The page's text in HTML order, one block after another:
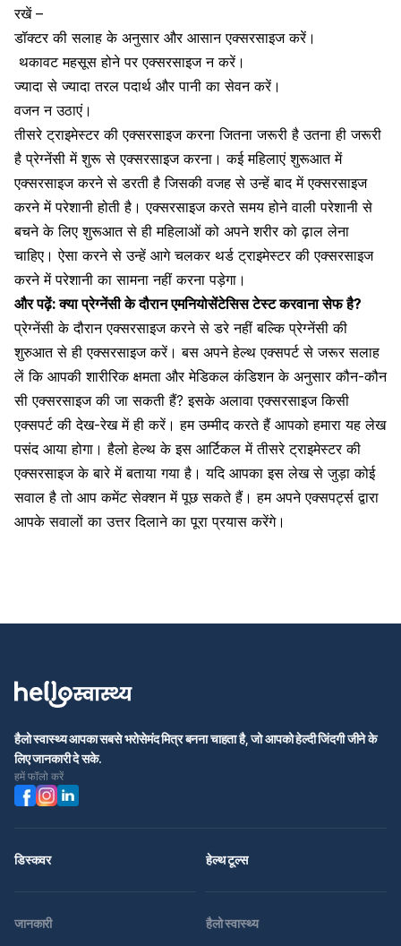
रखें –
डॉक्टर की सलाह के अनुसार और आसान एक्सरसाइज करें।
थकावट महसूस होने पर एक्सरसाइज न करें।
ज्यादा से ज्यादा तरल पदार्थ औरपानी का सेवन करें।
वजन न उठाएं।
तीसरे ट्राइमेस्टर की एक्सरसाइज करना जितना जरूरी है उतना ही जरूरी
है प्रेग्नेंसी में शुरू से एक्सरसाइज करना। कई महिलाएं शुरूआत में
एक्सरसाइज करने से डरती है जिसकी वजह से उन्हें बाद में एक्सरसाइज
करने में परेशानी होती है। एक्सरसाइज करते समय होने वाली परेशानी से
बचने के लिए शुरूआत से ही महिलाओं को अपने शरीर को ढ़ाल लेना
चाहिए। ऐसा करने से उन्हें आगे चलकर थर्ड ट्राइमेस्टर की एक्सरसाइज
करने में परेशानी का सामना नहीं करना पड़ेगा।
और पढ़ें:क्या प्रेग्नेंसी के दौरान एमनियोसेंटेसिस टेस्ट करवाना सेफ है?
प्रेग्नेंसी के दौरान एक्सरसाइज करने से डरे नहीं बल्किप्रेग्नेंसी की
शुरुआतसे ही एक्सरसाइज करें। बस अपने हेल्थ एक्सपर्ट से जरूर सलाह
लें कि आपकी शारीरिक क्षमता और मेडिकल कंडिशन के अनुसार कौन-कौन
सी एक्सरसाइज की जा सकती हैं? इसके अलावा एक्सरसाइज किसी
एक्सपर्ट की देख-रेख में ही करें। हम उम्मीद करते हैं आपको हमारा यह लेख
पसंद आया होगा। हैलो हेल्थ के इस आर्टिकल में तीसरे ट्राइमेस्टर की
एक्सरसाइज के बारे में बताया गया है। यदि आपका इस लेख से जुड़ा कोई
सवाल है तो आप कमेंट सेक्शन में पूछ सकते हैं। हम अपने एक्सपर्ट्स द्वारा
आपके सवालों का उत्तर दिलाने का पूरा प्रयास करेंगे।
हैलो स्वास्थ्य आपका सबसे भरोसेमंद मित्र बनना चाहता है, जो आपको हेल्दी जिंदगी जीने के
लिए जानकारी दे सके.
हमें फॉलो करें
डिस्कवर हेल्थ टूल्स
जानकारी हैलो स्वास्थ्य